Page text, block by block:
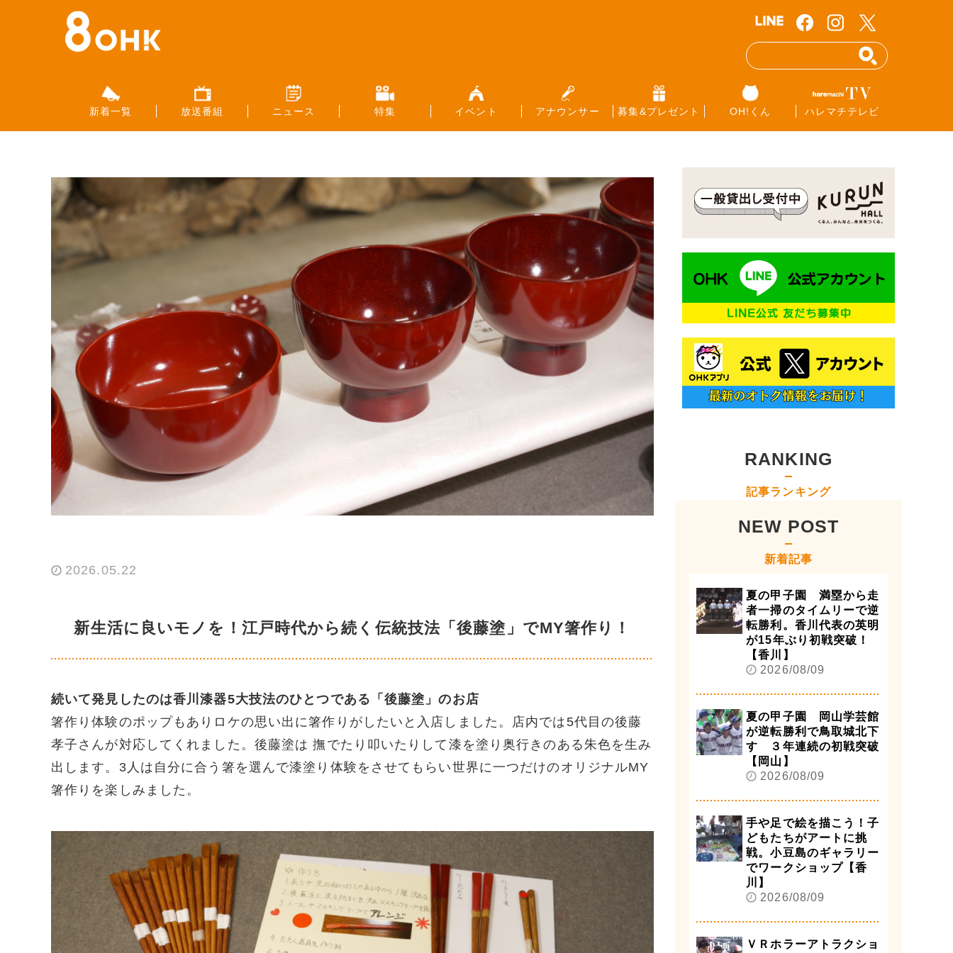
新着一覧 放送番組 ニュース 特集 イベント アナウンサー 募集&プレゼント OH!くん ハレマチテレビ
2026.05.22
新生活に良いモノを！江戸時代から続く伝統技法「後藤塗」でMY箸作り！
続いて発見したのは香川漆器5大技法のひとつである「後藤塗」のお店
箸作り体験のポップもありロケの思い出に箸作りがしたいと入店しました。店内では5代目の後藤
孝子さんが対応してくれました。後藤塗は 撫でたり叩いたりして漆を塗り奥行きのある朱色を生み
出します。3人は自分に合う箸を選んで漆塗り体験をさせてもらい世界に一つだけのオリジナルMY
箸作りを楽しみました。
RANKING
記事ランキング
NEW POST
新着記事
夏の甲子園 満塁から走
者一掃のタイムリーで逆
転勝利。香川代表の英明
が15年ぶり初戦突破！
【香川】
2026/08/09
夏の甲子園 岡山学芸館
が逆転勝利で鳥取城北下
す ３年連続の初戦突破
【岡山】
2026/08/09
手や足で絵を描こう！子
どもたちがアートに挑
戦。小豆島のギャラリー
でワークショップ【香
川】
2026/08/09
ＶＲホラーアトラクショ